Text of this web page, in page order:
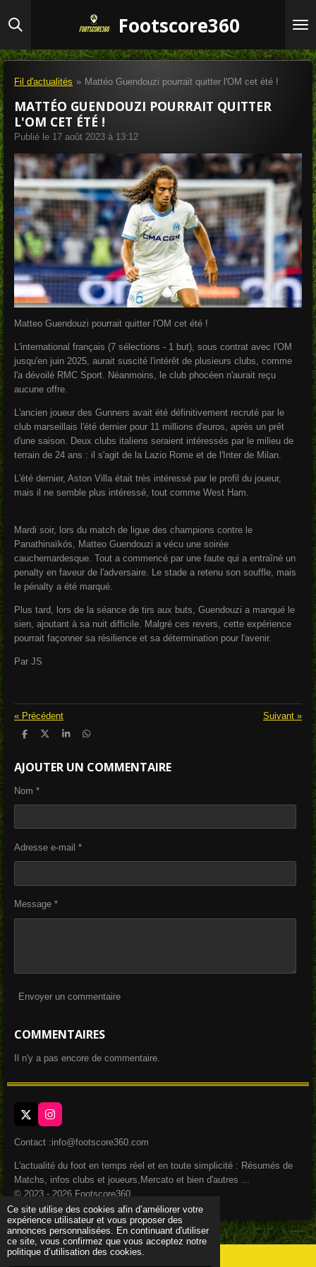
Ce site utilise des cookies afin d’améliorer votre
expérience utilisateur et vous proposer des
annonces personnalisées. En continuant d'utiliser
ce site, vous confirmez que vous acceptez notre
politique d’utilisation des cookies.
au
principal
Footscore360
Fil d'actualités » Mattéo Guendouzi pourrait quitter l'OM cet été !
MATTÉO GUENDOUZI POURRAIT QUITTER
L'OM CET ÉTÉ !
Publié le 17 août 2023 à 13:12
Matteo Guendouzi pourrait quitter l'OM cet été !
L'international français (7 sélections - 1 but), sous contrat avec l'OM
jusqu'en juin 2025, aurait suscité l'intérêt de plusieurs clubs, comme
l'a dévoilé RMC Sport. Néanmoins, le club phocéen n'aurait reçu
aucune offre.
L'ancien joueur des Gunners avait été définitivement recruté par le
club marseillais l'été dernier pour 11 millions d'euros, après un prêt
d'une saison. Deux clubs italiens seraient intéressés par le milieu de
terrain de 24 ans : il s'agit de la Lazio Rome et de l'Inter de Milan.
L'été dernier, Aston Villa était très intéressé par le profil du joueur,
mais il ne semble plus intéressé, tout comme West Ham.
Mardi soir, lors du match de ligue des champions contre le
Panathinaïkós, Matteo Guendouzi a vécu une soirée
cauchemardesque. Tout a commencé par une faute qui a entraîné un
penalty en faveur de l'adversaire. Le stade a retenu son souffle, mais
le pénalty a été marqué.
Plus tard, lors de la séance de tirs aux buts, Guendouzi a manqué le
sien, ajoutant à sa nuit difficile. Malgré ces revers, cette expérience
pourrait façonner sa résilience et sa détermination pour l'avenir.
Par JS
« Précédent Suivant »
P
t
a
e
P
t
a
P
a
P
a
AJOUTER UN COMMENTAIRE
Nom *
Adresse e-mail *
Message *
Envoyer un commentaire
COMMENTAIRES
Il n'y a pas encore de commentaire.
X
I
n
s
a
g
r
a
m
Contact :info@footscore360.com
L'actualité du foot en temps réel et en toute simplicité : Résumés de
Matchs, infos clubs et joueurs,Mercato et bien d'autres ...
© 2023 - 2026 Footscore360